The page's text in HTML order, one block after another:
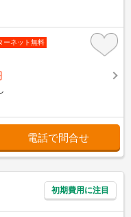
ーネット無料
電話で問合せ
初期費用に注目